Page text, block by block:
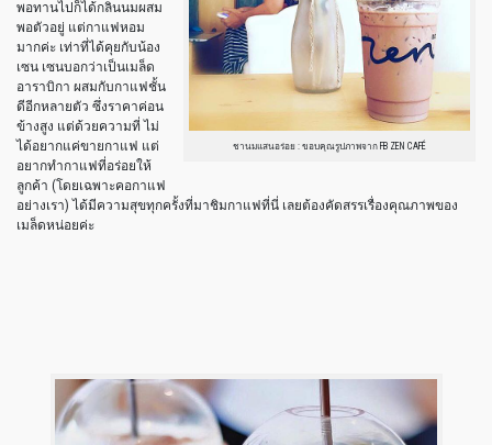
ชานมแสนอร่อย : ขอบคุณรูปภาพจาก FB ZEN CAFÉ
พอทานไปก็ได้กลิ่นนมผสม
พอตัวอยู่ แต่กาแฟหอม
มากค่ะ เท่าที่ได้คุยกับน้อง
เซน เซนบอกว่าเป็นเมล็ด
อาราบิกา ผสมกับกาแฟชั้น
ดีอีกหลายตัว ซึ่งราคาค่อน
ข้างสูง แต่ด้วยความที่ ไม่
ได้อยากแค่ขายกาแฟ แต่
อยากทำกาแฟที่อร่อยให้
ลูกค้า (โดยเฉพาะคอกาแฟ
อย่างเรา) ได้มีความสุขทุกครั้งที่มาชิมกาแฟที่นี่ เลยต้องคัดสรรเรื่องคุณภาพของ
เมล็ดหน่อยค่ะ